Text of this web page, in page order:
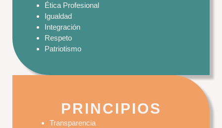
Ética Profesional
Igualdad
Integración
Respeto
Patriotismo
PRINCIPIOS
Transparencia